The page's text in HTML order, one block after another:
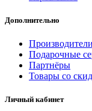
Дополнительно
Производители
Подарочные
Партнёры
Товары со
Личный кабинет